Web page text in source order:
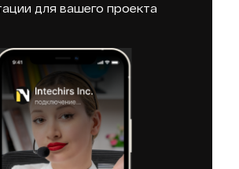
для вашего проекта